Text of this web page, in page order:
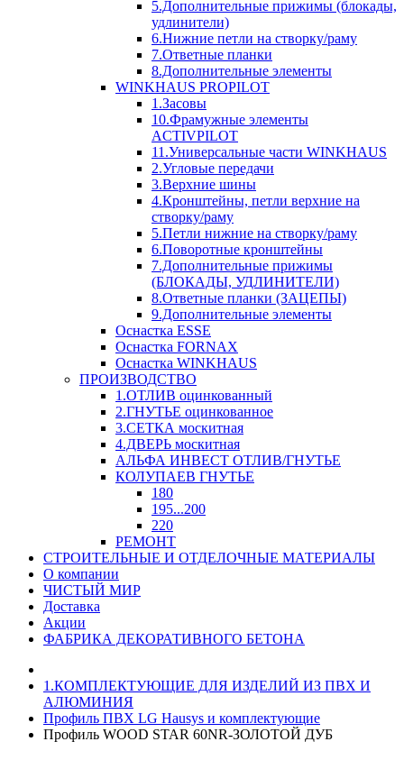
5.Дополнительные прижимы (блокады,
удлинители)
6.Нижние петли на створку/раму
7.Ответные планки
8.Дополнительные элементы
WINKHAUS PROPILOT
1.Засовы
10.Фрамужные элементы
ACTIVPILOT
11.Универсальные части WINKHAUS
2.Угловые передачи
3.Верхние шины
4.Кронштейны, петли верхние на
створку/раму
5.Петли нижние на створку/раму
6.Поворотные кронштейны
7.Дополнительные прижимы
(БЛОКАДЫ, УДЛИНИТЕЛИ)
8.Ответные планки (ЗАЦЕПЫ)
9.Дополнительные элементы
Оснастка ESSE
Оснастка FORNAX
Оснастка WINKHAUS
ПРОИЗВОДСТВО
1.ОТЛИВ оцинкованный
2.ГНУТЬЕ оцинкованное
3.СЕТКА москитная
4.ДВЕРЬ москитная
АЛЬФА ИНВЕСТ ОТЛИВ/ГНУТЬЕ
КОЛУПАЕВ ГНУТЬЕ
180
195...200
220
РЕМОНТ
СТРОИТЕЛЬНЫЕ И ОТДЕЛОЧНЫЕ МАТЕРИАЛЫ
О компании
ЧИСТЫЙ МИР
Доставка
Акции
ФАБРИКА ДЕКОРАТИВНОГО БЕТОНА
1.КОМПЛЕКТУЮЩИЕ ДЛЯ ИЗДЕЛИЙ ИЗ ПВХ И
АЛЮМИНИЯ
Профиль ПВХ LG Hausys и комплектующие
Профиль WOOD STAR 60NR-ЗОЛОТОЙ ДУБ